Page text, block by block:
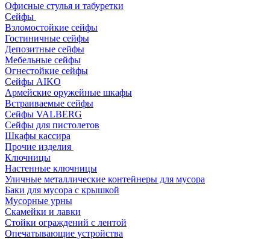
Офисные стулья и табуретки
Сейфы
Взломостойкие сейфы
Гостиничные сейфы
Депозитные сейфы
Мебельные сейфы
Огнестойкие сейфы
Сейфы AIKO
Армейские оружейные шкафы
Встраиваемые сейфы
Сейфы VALBERG
Сейфы для пистолетов
Шкафы кассира
Прочие изделия
Ключницы
Настенные ключницы
Уличные металлические контейнеры для мусора
Баки для мусора с крышкой
Мусорные урны
Скамейки и лавки
Стойки ограждений с лентой
Опечатывающие устройства